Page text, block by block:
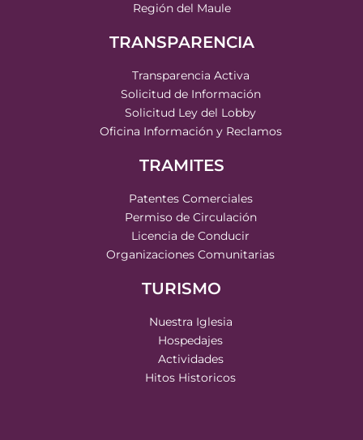
Región del Maule
TRANSPARENCIA
Transparencia Activa
Solicitud de Información
Solicitud Ley del Lobby
Oficina Información y Reclamos
TRAMITES
Patentes Comerciales
Permiso de Circulación
Licencia de Conducir
Organizaciones Comunitarias
TURISMO
Nuestra Iglesia
Hospedajes
Actividades
Hitos Historicos